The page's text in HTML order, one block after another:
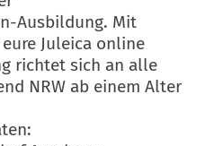
Ausbildung. Mit
Juleica online
richtet sich an alle
NRW ab einem Alter